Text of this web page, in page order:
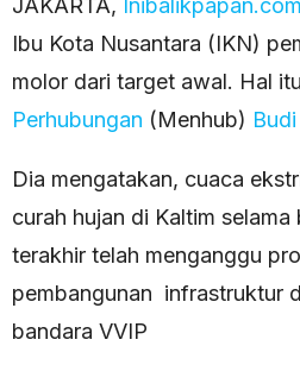
Ibu Kota Nusantara (IKN)
molor dari target awal. Hal
Perhubungan (Menhub)
Dia mengatakan, cuaca
curah hujan di Kaltim selama
terakhir telah menganggu
pembangunan infrastruktur
bandara VVIP